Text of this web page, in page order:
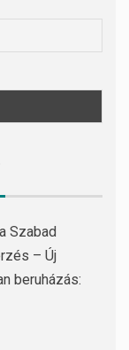
Szabad
– Új
beruházás: